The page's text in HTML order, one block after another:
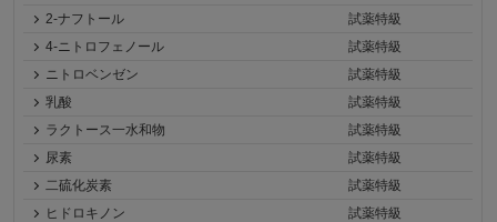
2-ナフトール
試薬特級
4-ニトロフェノール
試薬特級
ニトロベンゼン
試薬特級
乳酸
試薬特級
ラクトース一水和物
試薬特級
尿素
試薬特級
二硫化炭素
試薬特級
ヒドロキノン
試薬特級